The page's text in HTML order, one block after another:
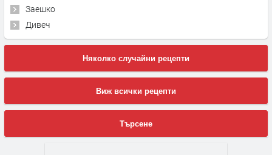
Заешко
Дивеч
Няколко случайни рецепти
Виж всички рецепти
Търсене